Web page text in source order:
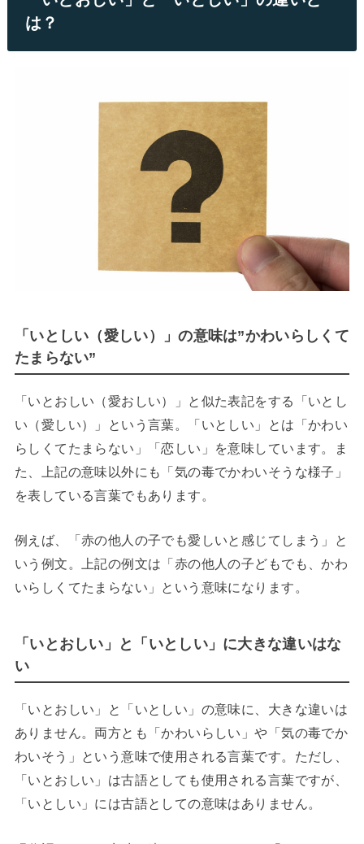
は？
「いとしい（愛しい）」の意味は”かわいらしくて
たまらない”
「いとおしい（愛おしい）」と似た表記をする「いとし
い（愛しい）」という言葉。「いとしい」とは「かわい
らしくてたまらない」「恋しい」を意味しています。ま
た、上記の意味以外にも「気の毒でかわいそうな様子」
を表している言葉でもあります。
例えば、「赤の他人の子でも愛しいと感じてしまう」と
いう例文。上記の例文は「赤の他人の子どもでも、かわ
いらしくてたまらない」という意味になります。
「いとおしい」と「いとしい」に大きな違いはな
い
「いとおしい」と「いとしい」の意味に、大きな違いは
ありません。両方とも「かわいらしい」や「気の毒でか
わいそう」という意味で使用される言葉です。ただし、
「いとおしい」は古語としても使用される言葉ですが、
「いとしい」には古語としての意味はありません。